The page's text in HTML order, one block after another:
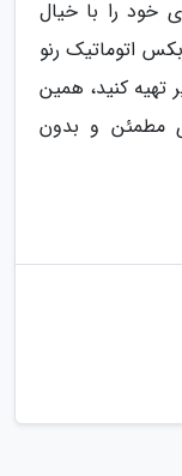
خود را با خیال
اتوماتیک رنو
تهیه کنید، همین
مطمئن و بدون